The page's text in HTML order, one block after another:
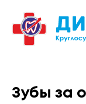
Зубы за